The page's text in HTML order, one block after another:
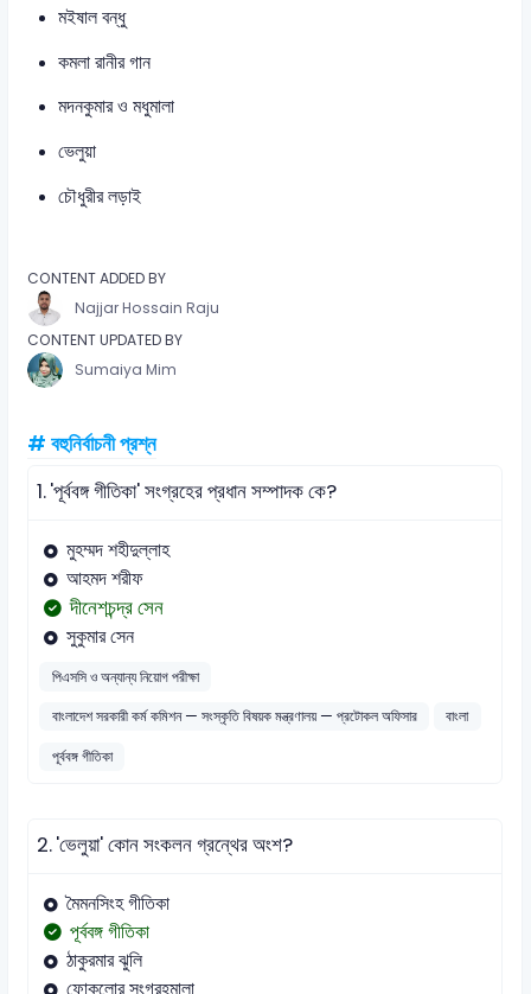
মইষাল বন্ধু
কমলা রানীর গান
মদনকুমার ও মধুমালা
ভেলুয়া
চৌধুরীর লড়াই
CONTENT ADDED BY
Najjar Hossain Raju
CONTENT UPDATED BY
Sumaiya Mim
# বহুনির্বাচনী প্রশ্ন
1.'পূর্ববঙ্গ গীতিকা' সংগ্রহের প্রধান সম্পাদক কে?
মুহম্মদ শহীদুল্লাহ
আহমদ শরীফ
দীনেশচন্দ্র সেন
সুকুমার সেন
পিএসসি ও অন্যান্য নিয়োগ পরীক্ষা
বাংলাদেশ সরকারী কর্ম কমিশন — সংস্কৃতি বিষয়ক মন্ত্রণালয় — প্রটোকল অফিসার
বাংলা
পূর্ববঙ্গ গীতিকা
2.'ভেলুয়া' কোন সংকলন গ্রন্থের অংশ?
মৈমনসিংহ গীতিকা
পূর্ববঙ্গ গীতিকা
ঠাকুরমার ঝুলি
ফোকলোর সংগ্রহমালা